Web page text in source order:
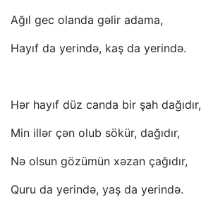
Ağıl gec olanda gəlir adama,
Hayıf da yerində, kaş da yerində.
Hər hayıf düz canda bir şah dağıdır,
Min illər çən olub sökür, dağıdır,
Nə olsun gözümün xəzan çağıdır,
Quru da yerində, yaş da yerində.